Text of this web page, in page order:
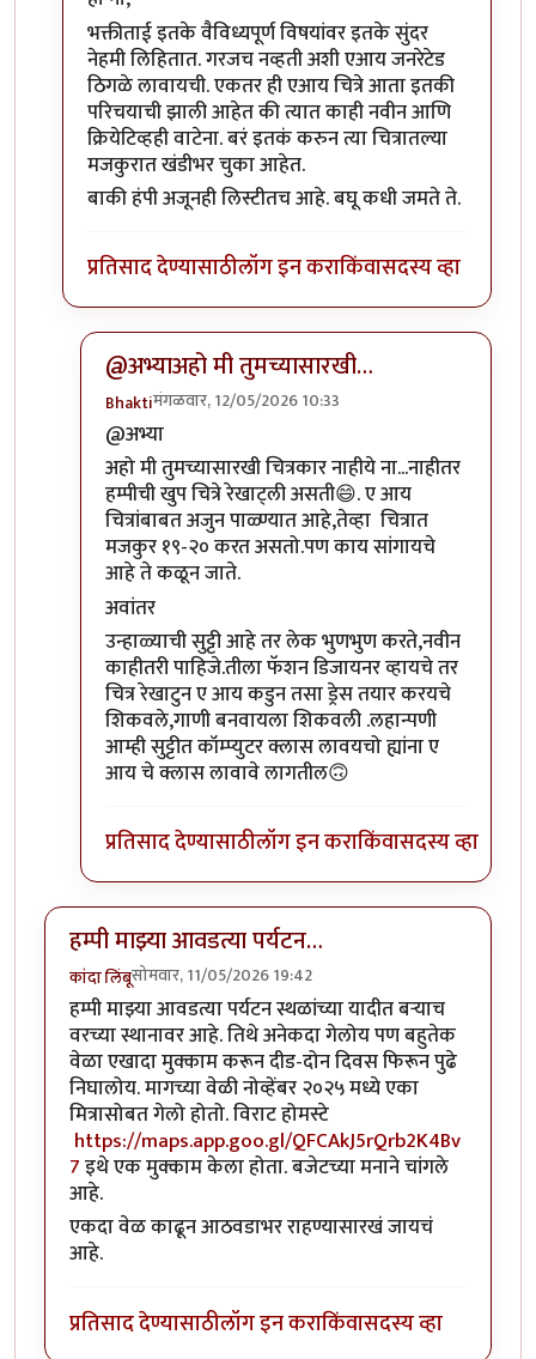
भक्तीताई इतके वैविध्यपूर्ण विषयांवर इतके सुंदर
नेहमी लिहितात. गरजच नव्हती अशी एआय जनरेटेड
ठिगळे लावायची. एकतर ही एआय चित्रे आता इतकी
परिचयाची झाली आहेत की त्यात काही नवीन आणि
क्रियेटिव्हही वाटेना. बरं इतकं करुन त्या चित्रातल्या
मजकुरात खंडीभर चुका आहेत.
बाकी हंपी अजूनही लिस्टीतच आहे. बघू कधी जमते ते.
प्रतिसाद देण्यासाठीलॉग इन कराकिंवासदस्य व्हा
@अभ्याअहो मी तुमच्यासारखी…
Bhaktiमंगळवार, 12/05/2026 10:33
In reply to
@अभ्या
अहो मी तुमच्यासारखी चित्रकार नाहीये ना...नाहीतर
हम्पीची खुप चित्रे रेखाट्ली असती😄. ए आय
चित्रांबाबत अजुन पाळ्ण्यात आहे,तेव्हा चित्रात
मजकुर १९-२० करत असतो.पण काय सांगायचे
आहे ते कळून जाते.
अवांतर
उन्हाळ्याची सुट्टी आहे तर लेक भुणभुण करते,नवीन
काहीतरी पाहिजे.तीला फॅशन डिजायनर व्हायचे तर
चित्र रेखाटुन ए आय कडुन तसा ड्रेस तयार करयचे
शिकवले,गाणी बनवायला शिकवली .लहान्पणी
आम्ही सुट्टीत कॉम्प्युटर क्लास लावयचो ह्यांना ए
आय चे क्लास लावावे लागतील🙃
प्रतिसाद देण्यासाठीलॉग इन कराकिंवासदस्य व्हा
हम्पी माझ्या आवडत्या पर्यटन…
कांदा लिंबूसोमवार, 11/05/2026 19:42
हम्पी माझ्या आवडत्या पर्यटन स्थळांच्या यादीत बऱ्याच
वरच्या स्थानावर आहे.‌ तिथे अनेकदा गेलोय पण बहुतेक
वेळा एखादा मुक्काम करून दीड-दोन दिवस फिरून पुढे
निघालोय.‌ मागच्या वेळी नोव्हेंबर २०२५ मध्ये एका
मित्रासोबत गेलो होतो.‌ विराट होमस्टे
https://maps.app.goo.gl/QFCAkJ5rQrb2K4Bv
7इथे एक मुक्काम केला होता. बजेटच्या मनाने चांगले
आहे.
एकदा वेळ काढून आठवडाभर राहण्यासारखं जायचं
आहे.‌
प्रतिसाद देण्यासाठीलॉग इन कराकिंवासदस्य व्हा